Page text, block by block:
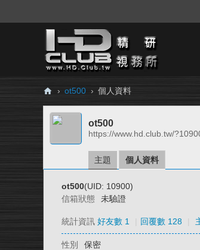
H
Cl
› ot500 › 個人資料
ot500
https://www.hd.club.tw/
主題 個人資料
ot500(UID: 10900)
信箱狀態
未驗證
統計資訊 好友數 1 回覆數 128
性別 保密